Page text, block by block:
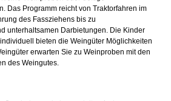
Das Programm reicht von Traktorfahren im
des Fassziehens bis zu
unterhaltsamen Darbietungen. Die Kinder
bieten die Weingüter Möglichkeiten
erwarten Sie zu Weinproben mit den
des Weingutes.